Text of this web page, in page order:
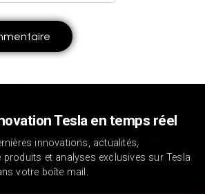
Tesla en temps réel
innovations, actualités,
produits et analyses exclusives sur Tesla
votre boîte mail.